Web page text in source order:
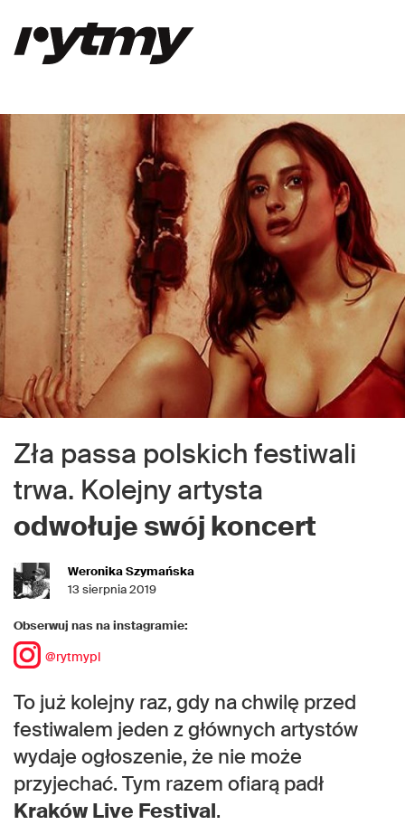
Zła passa polskich festiwali
trwa. Kolejny artysta
odwołuje swój koncert
Weronika Szymańska
13 sierpnia 2019
Obserwuj nas na instagramie:
@rytmypl
To już kolejny raz, gdy na chwilę przed
festiwalem jeden z głównych artystów
wydaje ogłoszenie, że nie może
przyjechać. Tym razem ofiarą padł
Kraków Live Festival.